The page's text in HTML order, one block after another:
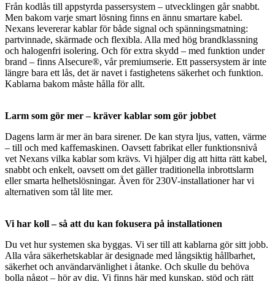
Från kodlås till appstyrda passersystem – utvecklingen går snabbt.
Men bakom varje smart lösning finns en ännu smartare kabel.
Nexans levererar kablar för både signal och spänningsmatning:
partvinnade, skärmade och flexibla. Alla med hög brandklassning
och halogenfri isolering. Och för extra skydd – med funktion under
brand – finns Alsecure®, vår premiumserie. Ett passersystem är inte
längre bara ett lås, det är navet i fastighetens säkerhet och funktion.
Kablarna bakom måste hålla för allt.
Larm som gör mer – kräver kablar som gör jobbet
Dagens larm är mer än bara sirener. De kan styra ljus, vatten, värme
– till och med kaffemaskinen. Oavsett fabrikat eller funktionsnivå
vet Nexans vilka kablar som krävs. Vi hjälper dig att hitta rätt kabel,
snabbt och enkelt, oavsett om det gäller traditionella inbrottslarm
eller smarta helhetslösningar. Även för 230V-installationer har vi
alternativen som tål lite mer.
Vi har koll – så att du kan fokusera på installationen
Du vet hur systemen ska byggas. Vi ser till att kablarna gör sitt jobb.
Alla våra säkerhetskablar är designade med långsiktig hållbarhet,
säkerhet och användarvänlighet i åtanke. Och skulle du behöva
bolla något – hör av dig. Vi finns här med kunskap, stöd och rätt